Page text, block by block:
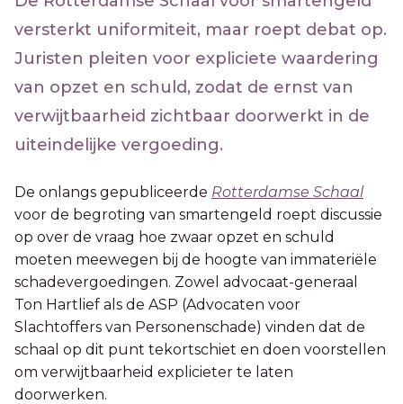
versterkt uniformiteit, maar roept debat op.
Juristen pleiten voor expliciete waardering
van opzet en schuld, zodat de ernst van
verwijtbaarheid zichtbaar doorwerkt in de
uiteindelijke vergoeding.
De onlangs gepubliceerde Rotterdamse Schaal
voor de begroting van smartengeld roept discussie
op over de vraag hoe zwaar opzet en schuld
moeten meewegen bij de hoogte van immateriële
schadevergoedingen. Zowel advocaat-generaal
Ton Hartlief als de ASP (Advocaten voor
Slachtoffers van Personenschade) vinden dat de
schaal op dit punt tekortschiet en doen voorstellen
om verwijtbaarheid explicieter te laten
doorwerken.